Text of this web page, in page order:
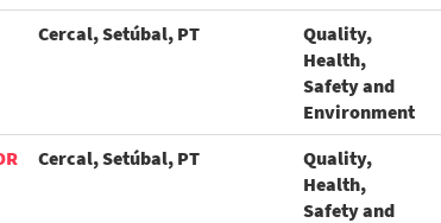
Cercal, Setúbal, PT
Quality,
Health,
Safety and
Environment
Cercal, Setúbal, PT
Quality,
Health,
Safety and